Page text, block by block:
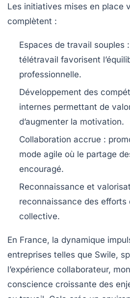
Les initiatives mises en place
complètent :
Espaces de travail souples :
télétravail favorisent
professionnelle.
Développement des
internes permettant de
d’augmenter la motivation.
Collaboration accrue :
mode agile où le partage
encouragé.
Reconnaissance et
reconnaissance des efforts
collective.
En France, la dynamique
entreprises telles que Swile,
l’expérience collaborateur,
conscience croissante des